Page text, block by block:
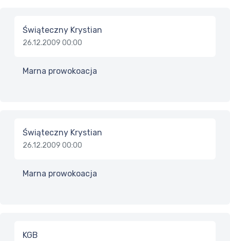
Świąteczny Krystian
26.12.2009 00:00
Marna prowokoacja
Świąteczny Krystian
26.12.2009 00:00
Marna prowokoacja
KGB